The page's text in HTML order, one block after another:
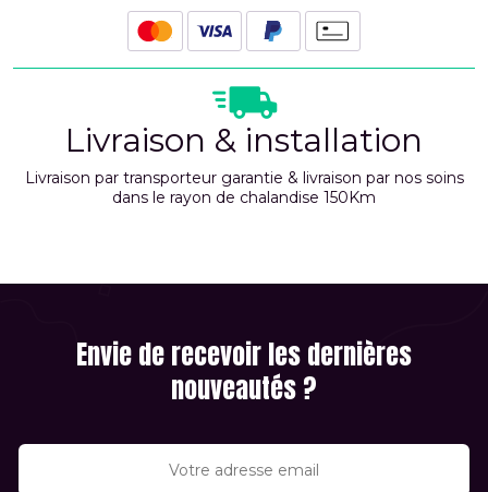
Livraison & installation
Livraison par transporteur garantie & livraison par nos soins
dans le rayon de chalandise 150Km
Envie de recevoir les dernières
nouveautés ?